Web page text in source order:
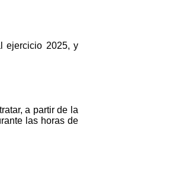
ejercicio 2025, y
a partir de la
las horas de